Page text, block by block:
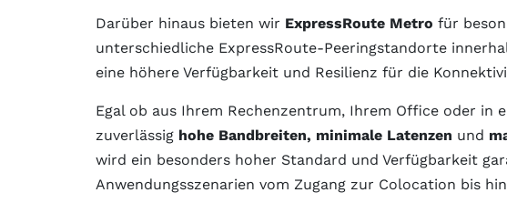
Darüber hinaus bieten wir ExpressRoute Metro für
unterschiedliche ExpressRoute-Peeringstandorte
eine höhere Verfügbarkeit und Resilienz für die
Egal ob aus Ihrem Rechenzentrum, Ihrem Office oder in
zuverlässig hohe Bandbreiten, minimale Latenzen und
wird ein besonders hoher Standard und Verfügbarkeit
Anwendungsszenarien vom Zugang zur Colocation bis